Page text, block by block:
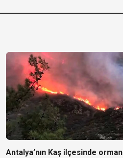
Antalya’nın Kaş ilçesinde orman